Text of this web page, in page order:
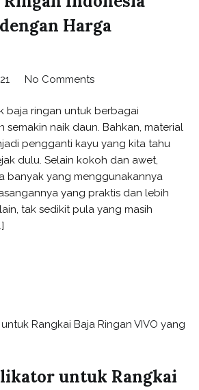
Harga
No Comments
baja ringan untuk berbagai
semakin naik daun. Bahkan, material
pengganti kayu yang kita tahu
dulu. Selain kokoh dan awet,
banyak yang menggunakannya
yang praktis dan lebih
tak sedikit pula yang masih
untuk Rangkai